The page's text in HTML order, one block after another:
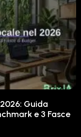
Guida
e 3 Fasce